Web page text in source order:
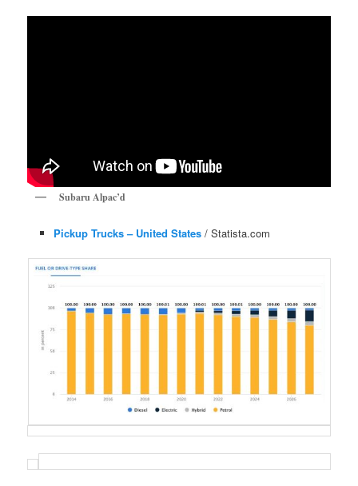
Subaru Alpac’d
Pickup Trucks – United States/ Statista.com